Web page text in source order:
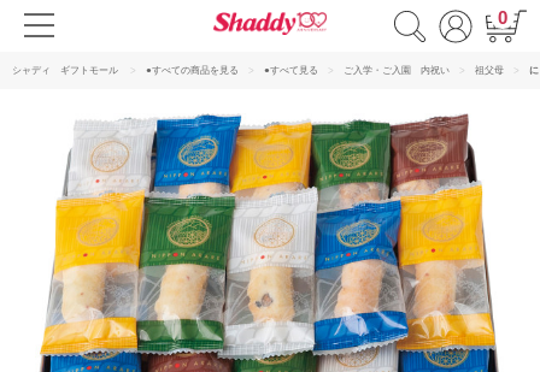
0
シャディ ギフトモール ●すべての商品を見る ●すべて見る ご入学・ご入園 内祝い 祖父母 に